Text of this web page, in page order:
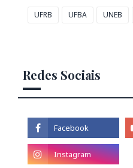
UFRB UFBA UNEB
Redes Sociais